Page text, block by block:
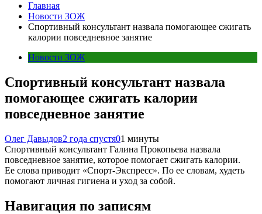
Главная
Новости ЗОЖ
Спортивный консультант назвала помогающее сжигать
калории повседневное занятие
Новости ЗОЖ
Спортивный консультант назвала
помогающее сжигать калории
повседневное занятие
Олег Давыдов2 года спустя01 минуты
Спортивный консультант Галина Прокопьева назвала
повседневное занятие, которое помогает сжигать калории.
Ее слова приводит «Спорт-Экспресс». По ее словам, худеть
помогают личная гигиена и уход за собой.
Навигация по записям